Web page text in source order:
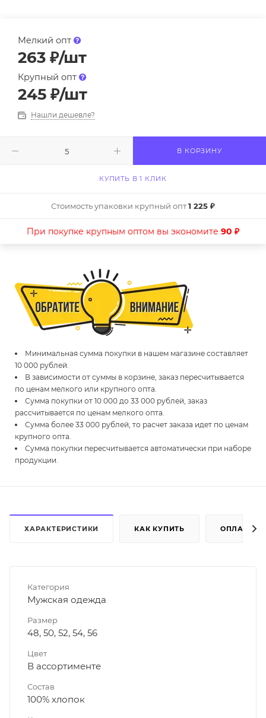
Мелкий опт
263 ₽/шт
Крупный опт
245 ₽/шт
Нашли дешевле?
В КОРЗИНУ
КУПИТЬ В 1 КЛИК
Стоимость упаковки крупный опт1 225 ₽
При покупке крупным оптом вы экономите 90 ₽
Минимальная сумма покупки в нашем магазине составляет
10 000 рублей.
В зависимости от суммы в корзине, заказ пересчитывается
по ценам мелкого или крупного опта.
Сумма покупки от 10 000 до 33 000 рублей, заказ
рассчитывается по ценам мелкого опта.
Сумма более 33 000 рублей, то расчет заказа идет по ценам
крупного опта.
Сумма покупки пересчитывается автоматически при наборе
продукции.
ХАРАКТЕРИСТИКИ КАК КУПИТЬ ОПЛАТА
Категория
Мужская одежда
Размер
48, 50, 52, 54, 56
Цвет
В ассортименте
Состав
100% хлопок